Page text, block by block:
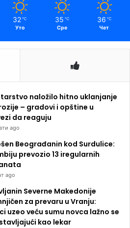
32 ℃
Уто
35 ℃
Сре
36 ℃
Чет
naložilo hitno uklanjanje
– gradovi i opštine u
da reaguju
ago
Beograđanin kod Surdulice:
prevozio 13 iregularnih
ago
Severne Makedonije
za prevaru u Vranju:
uzeo veću sumu novca lažno se
kao lekar